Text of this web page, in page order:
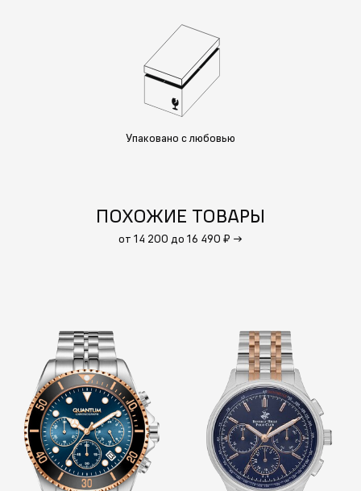
Упаковано с любовью
ПОХОЖИЕ ТОВАРЫ
от 14 200 до 16 490 ₽ →